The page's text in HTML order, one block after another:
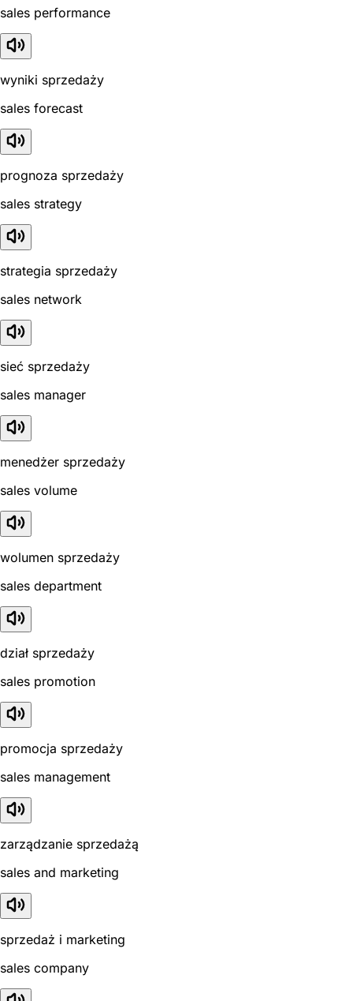
sales performance
wyniki sprzedaży
sales forecast
prognoza sprzedaży
sales strategy
strategia sprzedaży
sales network
sieć sprzedaży
sales manager
menedżer sprzedaży
sales volume
wolumen sprzedaży
sales department
dział sprzedaży
sales promotion
promocja sprzedaży
sales management
zarządzanie sprzedażą
sales and marketing
sprzedaż i marketing
sales company